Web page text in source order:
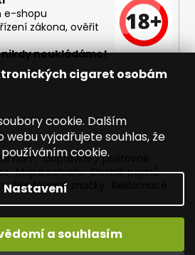
cigaret osobám
cookie. Dalším
vyjadřujete souhlas, že
cookie.
Nastavení
a souhlasím
e-shopu
zákona, ověřit
neukládáme!
nám Dopravné / poštovné
Mapa serveru Slovník pojmů
Prodávané značky
Vytvořil Shoptet